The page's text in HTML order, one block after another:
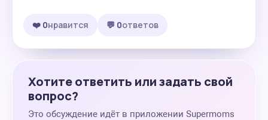
❤️ 0нравится 💬 0ответов
Хотите ответить или задать свой
вопрос?
Это обсуждение идёт в приложении Supermoms